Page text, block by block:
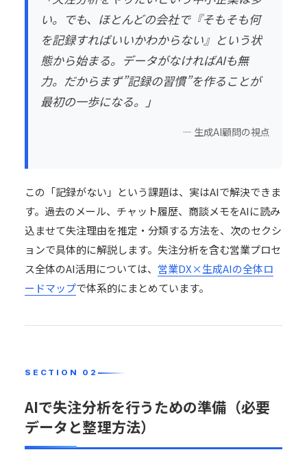
い。でも、ほとんどの会社で『そもそも何
を記録すればいいかわからない』という状
態から始まる。データがなければAIも無
力。だからまず”記録の習慣”を作ることが
最初の一歩になる。」
— 生成AI顧問の視点
この「記録がない」という課題は、実はAIで解決できま
す。過去のメール、チャット履歴、商談メモをAIに読み
込ませて失注理由を推定・分類する方法を、次のセクシ
ョンで具体的に解説します。失注分析を含む営業プロセ
ス全体のAI活用については、 営業DX×生成AIの全体ロ
ードマップで体系的にまとめています。
AIで失注分析を行うための準備（必要
データと整理方法）